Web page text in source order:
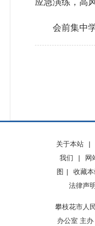
应急演练，高
会前集中学
关于本站 |
我们
|
网
图 | 收藏
法律声明
攀枝花市人
办公室 主